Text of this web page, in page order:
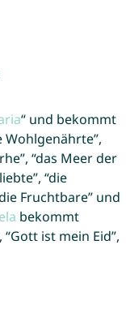
“ und bekommt
Wohlgenährte”,
“das Meer der
“die
Fruchtbare” und
bekommt
ist mein Eid”,